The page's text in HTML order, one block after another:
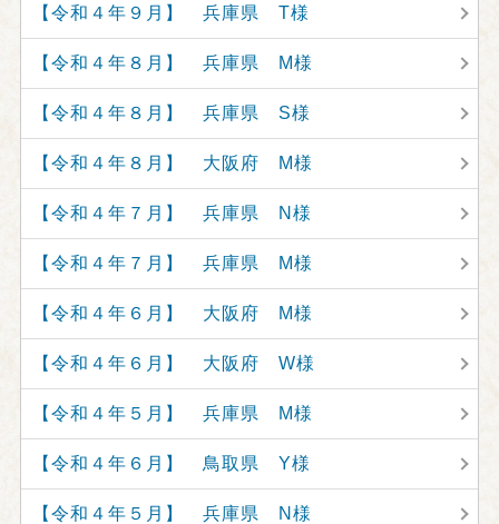
【令和４年９月】 兵庫県 T様
【令和４年８月】 兵庫県 M様
【令和４年８月】 兵庫県 S様
【令和４年８月】 大阪府 M様
【令和４年７月】 兵庫県 N様
【令和４年７月】 兵庫県 M様
【令和４年６月】 大阪府 M様
【令和４年６月】 大阪府 W様
【令和４年５月】 兵庫県 M様
【令和４年６月】 鳥取県 Y様
【令和４年５月】 兵庫県 N様